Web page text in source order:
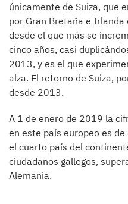
únicamente de Suiza, que
por Gran Bretaña e
desde el que más se
cinco años, casi
2013, y es el que
alza. El retorno de Suiza,
desde 2013.
A 1 de enero de 2019 la
en este país europeo es
el cuarto país del
ciudadanos gallegos,
Alemania.